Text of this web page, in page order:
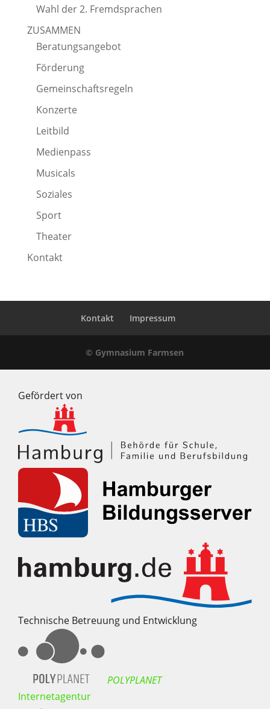
Wahl der 2. Fremdsprachen
ZUSAMMEN
Beratungsangebot
Förderung
Gemeinschaftsregeln
Konzerte
Leitbild
Medienpass
Musicals
Soziales
Sport
Theater
Kontakt
Kontakt Impressum
© Gymnasium Farmsen
Gefördert von
Technische Betreuung und Entwicklung
POLYPLANET
Internetagentur